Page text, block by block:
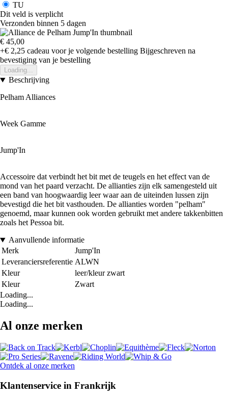
TU
Dit veld is verplicht
Verzonden binnen 5 dagen
€ 45,00
+€ 2,25 cadeau voor je volgende bestelling Bijgeschreven na
bevestiging van je bestelling
Loading...
Beschrijving
Pelham Alliances
Week Gamme
Jump'In
Accessoire dat verbindt het bit met de teugels en het effect van de
mond van het paard verzacht. De allianties zijn elk samengesteld uit
een band van hoogwaardig leer waar aan de uiteinden lussen zijn
bevestigd die het bit vasthouden. De allianties worden "pelham"
genoemd, maar kunnen ook worden gebruikt met andere takkenbitten
zoals het Pessoa bit.
Aanvullende informatie
Merk
Jump'In
Leveranciersreferentie ALWN
Kleur
leer/kleur zwart
Kleur
Zwart
Loading...
Loading...
Al onze merken
Ontdek al onze merken
Klantenservice in Frankrijk